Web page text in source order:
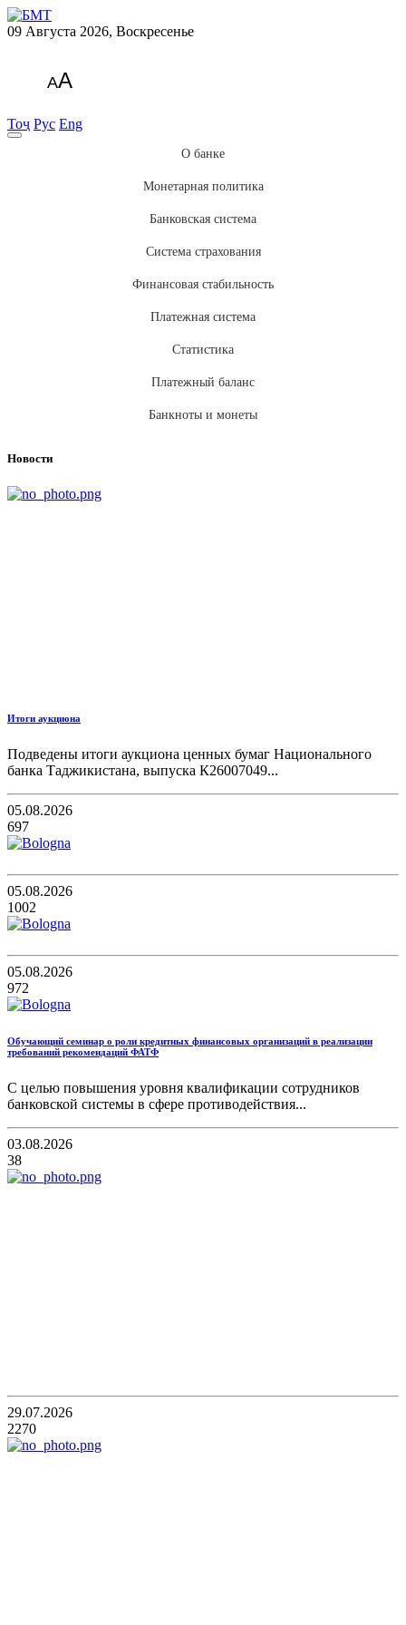
09 Августа 2026, Воскресенье
AA
Тоҷ Рус Eng
О банке
Монетарная политика
Банковская система
Система страхования
Финансовая стабильность
Платежная система
Статистика
Платежный баланс
Банкноты и монеты
Новости
Итоги аукциона
Подведены итоги аукциона ценных бумаг Национального
банка Таджикистана, выпуска К26007049...
05.08.2026
697
05.08.2026
1002
05.08.2026
972
Обучающий семинар о роли кредитных финансовых организаций в реализации
требований рекомендаций ФАТФ
С целью повышения уровня квалификации сотрудников
банковской системы в сфере противодействия...
03.08.2026
38
29.07.2026
2270